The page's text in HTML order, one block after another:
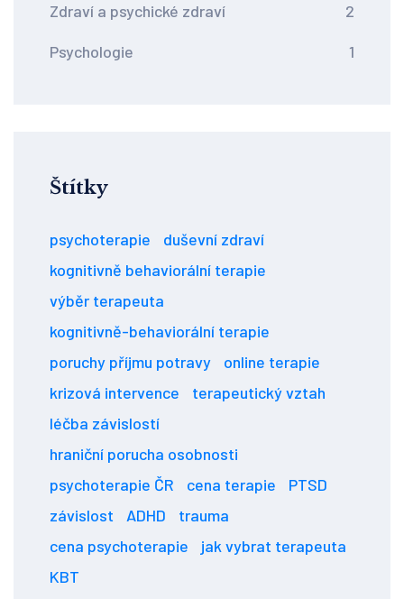
Zdraví a psychické zdraví 2
Psychologie 1
Štítky
psychoterapie
duševní zdraví
kognitivně behaviorální terapie
výběr terapeuta
kognitivně-behaviorální terapie
poruchy příjmu potravy
online terapie
krizová intervence
terapeutický vztah
léčba závislostí
hraniční porucha osobnosti
psychoterapie ČR
cena terapie
PTSD
závislost
ADHD
trauma
cena psychoterapie
jak vybrat terapeuta
KBT